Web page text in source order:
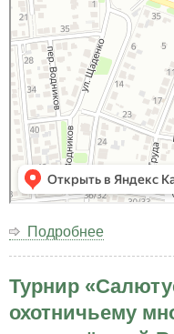
Подробнее
г.
Турнир
охотничьему